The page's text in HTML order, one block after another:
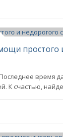
время
К счастью,